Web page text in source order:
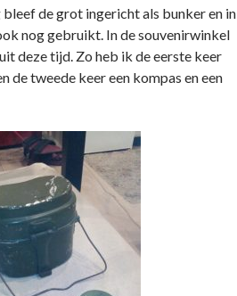
de grot ingericht als bunker en in
nog gebruikt. In de souvenirwinkel
deze tijd. Zo heb ik de eerste keer
de tweede keer een kompas en een